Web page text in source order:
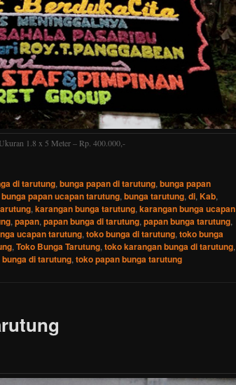
1.8 x 5 Meter – Rp. 400.000,-
di tarutung, bunga papan di tarutung, bunga papan
bunga papan ucapan tarutung, bunga tarutung, di, Kab,
, karangan bunga tarutung, karangan bunga ucapan
, papan, papan bunga di tarutung, papan bunga tarutung,
ucapan tarutung, toko bunga di tarutung, toko bunga
, Toko Bunga Tarutung, toko karangan bunga di tarutung,
di tarutung, toko papan bunga tarutung